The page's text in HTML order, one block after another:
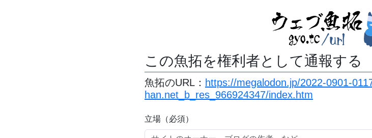
この魚拓を権利者として通報する
魚拓のURL： https://megalodon.jp/2022-0901-
han.net_b_res_966924347/index.htm
立場（必須）